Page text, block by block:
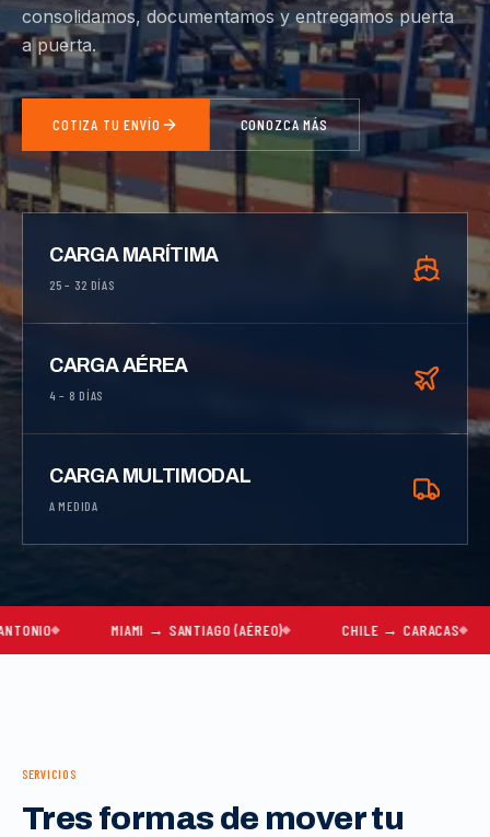
consolidamos, documentamos y entregamos puerta
a puerta.
COTIZA TU ENVÍO CONOZCA MÁS
CARGA MARÍTIMA
25 – 32 DÍAS
CARGA AÉREA
4 – 8 DÍAS
CARGA MULTIMODAL
A MEDIDA
MIAMI → SANTIAGO (AÉREO) CHILE → CARACAS
SERVICIOS
Tres formas de mover tu